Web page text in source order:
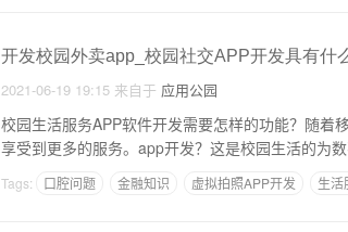
开发校园外卖app_校园社交APP开发具有什
2021-06-19 19:15 来自于 应用公园
校园生活服务APP软件开发需要怎样的功能？随着
享受到更多的服务。app开发？这是校园生活的为
Tags: 口腔问题 金融知识 虚拟拍照APP开发 生活